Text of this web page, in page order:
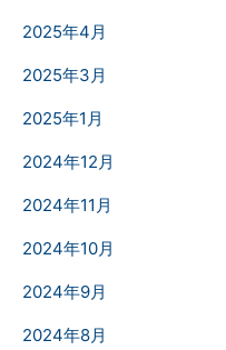
2025年4月
2025年3月
2025年1月
2024年12月
2024年11月
2024年10月
2024年9月
2024年8月